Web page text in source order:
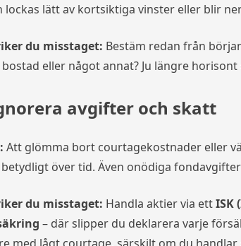
lockas lätt av kortsiktiga vinster eller blir
du misstaget: Bestäm redan från
eller något annat? Ju längre
avgifter och skatt
Att glömma bort courtagekostnader eller
över tid. Även onödiga
du misstaget: Handla aktier via ettISK
– där slipper du deklarera varje